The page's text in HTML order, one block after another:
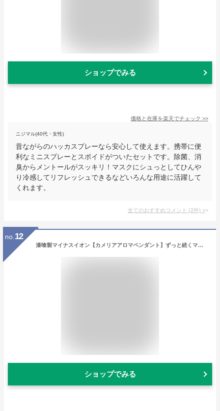
ショップでみる
価格と在庫を楽天でチェック >>
ニジマル(40代・女性)
昔ながらのハッカスプレーなら安心して使えます。携帯に便
利なミニスプレーとスポイドがついたセットです。除菌、消
臭からメントールがスッキリ！マスクにシュっとしてひんや
り冷感してリフレッシュできるなどいろんな用途に活躍して
くれます。
全てのおすすめコメント (2件) >
no. 12
漆喰製マイナスイオン【カメリアアロマペンダント】ずっと続くマイナスイオン抗菌消臭防カビ効果抜群かわいいギフト 日本製安心素材 森林浴 アロマ ナチュラル 香りのアクセサリー ウイルス対策 物忘れ対策 軽い
ショップでみる